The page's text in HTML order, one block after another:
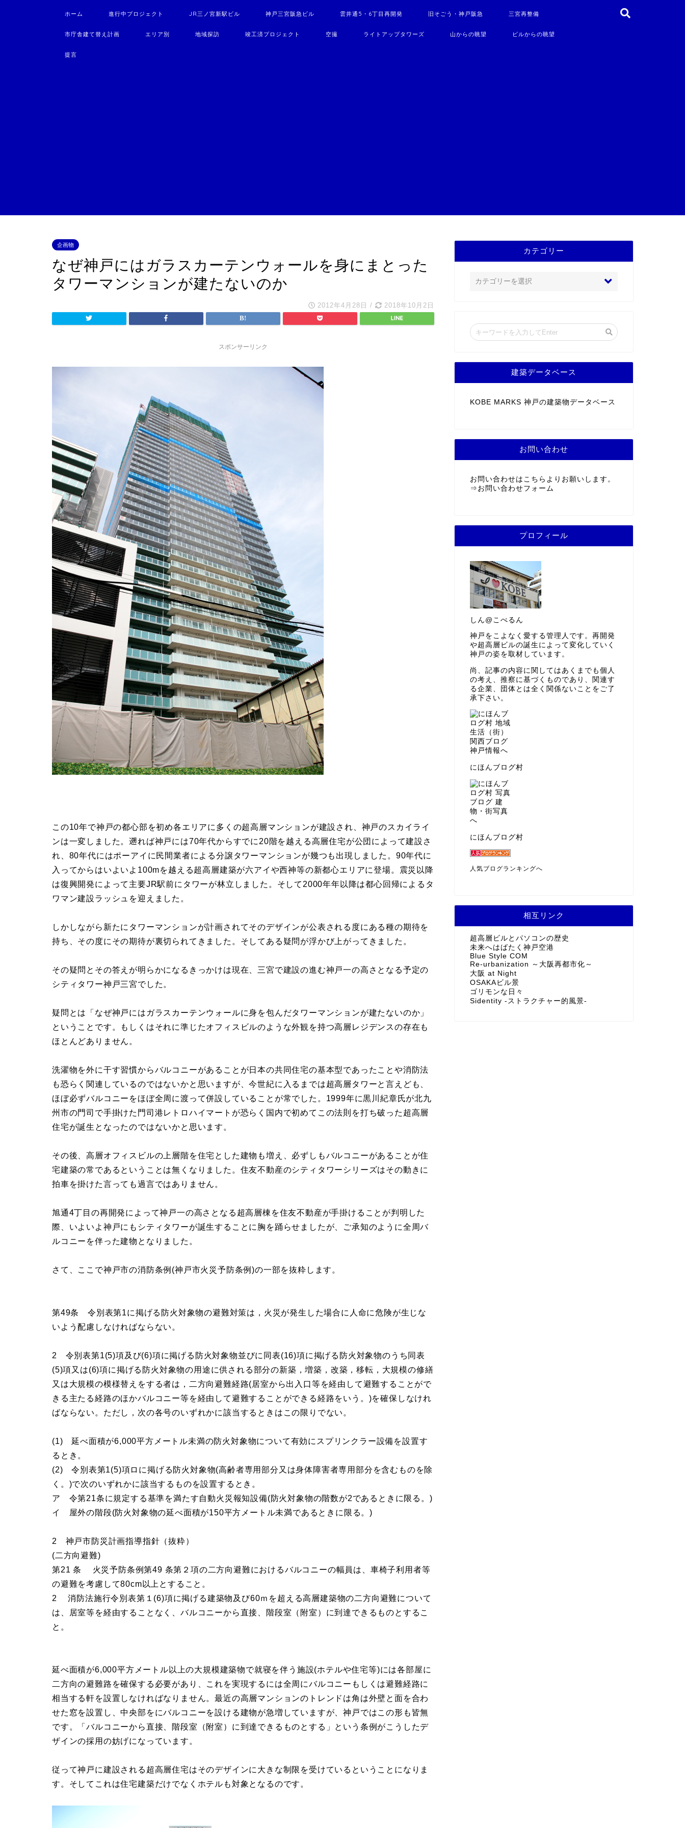
ホーム 進行中プロジェクト JR三ノ宮新駅ビル 神戸三宮阪急ビル 雲井通5・6丁目再開発 旧そごう・神戸阪急 三宮再整備
市庁舎建て替え計画 エリア別 地域探訪 竣工済プロジェクト 空撮 ライトアップタワーズ 山からの眺望 ビルからの眺望
提言
企画物
なぜ神戸にはガラスカーテンウォールを身にまとった
タワーマンションが建たないのか
2012年4月28日 / 2018年10月2日
スポンサーリンク
この10年で神戸の都心部を初め各エリアに多くの超高層マンションが建設され、神戸のスカイライ
ンは一変しました。遡れば神戸には70年代からすでに20階を越える高層住宅が公団によって建設さ
れ、80年代にはポーアイに民間業者による分譲タワーマンションが幾つも出現しました。90年代に
入ってからはいよいよ100mを越える超高層建築が六アイや西神等の新都心エリアに登場。震災以降
は復興開発によって主要JR駅前にタワーが林立しました。そして2000年年以降は都心回帰によるタ
ワマン建設ラッシュを迎えました。
しかしながら新たにタワーマンションが計画されてそのデザインが公表される度にある種の期待を
持ち、その度にその期待が裏切られてきました。そしてある疑問が浮かび上がってきました。
その疑問とその答えが明らかになるきっかけは現在、三宮で建設の進む神戸一の高さとなる予定の
シティタワー神戸三宮でした。
疑問とは「なぜ神戸にはガラスカーテンウォールに身を包んだタワーマンションが建たないのか」
ということです。もしくはそれに準じたオフィスビルのような外観を持つ高層レジデンスの存在も
ほとんどありません。
洗濯物を外に干す習慣からバルコニーがあることが日本の共同住宅の基本型であったことや消防法
も恐らく関連しているのではないかと思いますが、今世紀に入るまでは超高層タワーと言えども、
ほぼ必ずバルコニーをほぼ全周に渡って併設していることが常でした。1999年に黒川紀章氏が北九
州市の門司で手掛けた門司港レトロハイマートが恐らく国内で初めてこの法則を打ち破った超高層
住宅が誕生となったのではないかと思います。
その後、高層オフィスビルの上層階を住宅とした建物も増え、必ずしもバルコニーがあることが住
宅建築の常であるということは無くなりました。住友不動産のシティタワーシリーズはその動きに
拍車を掛けた言っても過言ではありません。
旭通4丁目の再開発によって神戸一の高さとなる超高層棟を住友不動産が手掛けることが判明した
際、いよいよ神戸にもシティタワーが誕生することに胸を踊らせましたが、ご承知のように全周バ
ルコニーを伴った建物となりました。
さて、ここで神戸市の消防条例(神戸市火災予防条例)の一部を抜粋します。
第49条 令別表第1に掲げる防火対象物の避難対策は，火災が発生した場合に人命に危険が生じな
いよう配慮しなければならない。
2 令別表第1(5)項及び(6)項に掲げる防火対象物並びに同表(16)項に掲げる防火対象物のうち同表
(5)項又は(6)項に掲げる防火対象物の用途に供される部分の新築，増築，改築，移転，大規模の修繕
又は大規模の模様替えをする者は，二方向避難経路(居室から出入口等を経由して避難することがで
きる主たる経路のほかバルコニー等を経由して避難することができる経路をいう。)を確保しなけれ
ばならない。ただし，次の各号のいずれかに該当するときはこの限りでない。
(1) 延べ面積が6,000平方メートル未満の防火対象物について有効にスプリンクラー設備を設置す
るとき。
(2) 令別表第1(5)項ロに掲げる防火対象物(高齢者専用部分又は身体障害者専用部分を含むものを除
く。)で次のいずれかに該当するものを設置するとき。
ア 令第21条に規定する基準を満たす自動火災報知設備(防火対象物の階数が2であるときに限る。)
イ 屋外の階段(防火対象物の延べ面積が150平方メートル未満であるときに限る。)
2 神戸市防災計画指導指針（抜粋）
(二方向避難)
第21 条 火災予防条例第49 条第２項の二方向避難におけるバルコニーの幅員は、車椅子利用者等
の避難を考慮して80cm以上とすること。
2 消防法施行令別表第１(6)項に掲げる建築物及び60ｍを超える高層建築物の二方向避難について
は、居室等を経由することなく、バルコニーから直接、階段室（附室）に到達できるものとするこ
と。
延べ面積が6,000平方メートル以上の大規模建築物で就寝を伴う施設(ホテルや住宅等)には各部屋に
二方向の避難路を確保する必要があり、これを実現するには全周にバルコニーもしくは避難経路に
相当する軒を設置しなければなりません。最近の高層マンションのトレンドは角は外壁と面を合わ
せた窓を設置し、中央部をにバルコニーを設ける建物が急増していますが、神戸ではこの形も皆無
です。「バルコニーから直接、階段室（附室）に到達できるものとする」という条例がこうしたデ
ザインの採用の妨げになっています。
従って神戸に建設される超高層住宅はそのデザインに大きな制限を受けているということになりま
す。そしてこれは住宅建築だけでなくホテルも対象となるのです。
カテゴリー
建築データベース
KOBE MARKS 神戸の建築物データベース
お問い合わせ
お問い合わせはこちらよりお願いします。
⇒ お問い合わせフォーム
プロフィール
しん@こべるん
神戸をこよなく愛する管理人です。再開発
や超高層ビルの誕生によって変化していく
神戸の姿を取材しています。
尚、記事の内容に関してはあくまでも個人
の考え、推察に基づくものであり、関連す
る企業、団体とは全く関係ないことをご了
承下さい。
にほんブログ村
にほんブログ村
人気ブログランキングへ
相互リンク
超高層ビルとパソコンの歴史
未来へはばたく神戸空港
Blue Style COM
Re-urbanization ～大阪再都市化～
大阪 at Night
OSAKAビル景
ゴリモンな日々
Sidentity -ストラクチャー的風景-